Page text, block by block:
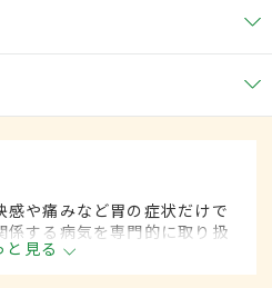
感や痛みなど胃の症状だけで
係する病気を専門的に取り扱
20年4月の制度改正前は、胃
と見る